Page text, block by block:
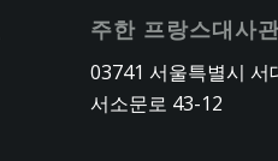
주한 프랑스대사
03741 서울특별시 서
서소문로 43-12